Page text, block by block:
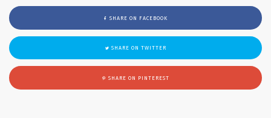
SHARE ON FACEBOOK
SHARE ON TWITTER
SHARE ON PINTEREST